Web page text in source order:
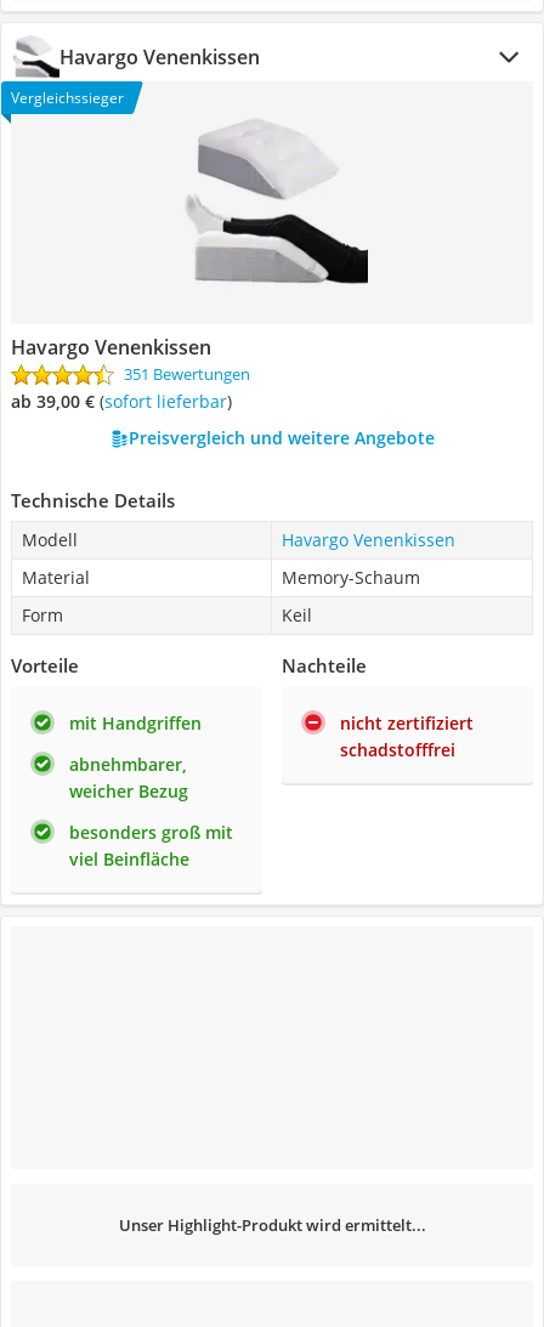
Havargo Venenkissen
Vergleichssieger
Havargo Venenkissen
351 Bewertungen
ab 39,00 € ( Sofort lieferbar)
Preisvergleich und weitere Angebote
Technische Details
Modell
Havargo Venenkissen
Material
Memory-Schaum
Form
Keil
Vorteile
mit Handgriffen
abnehmbarer,
weicher Bezug
besonders groß mit
viel Beinfläche
Nachteile
nicht zertifiziert
schadstofffrei
Unser Highlight-Produkt wird ermittelt...